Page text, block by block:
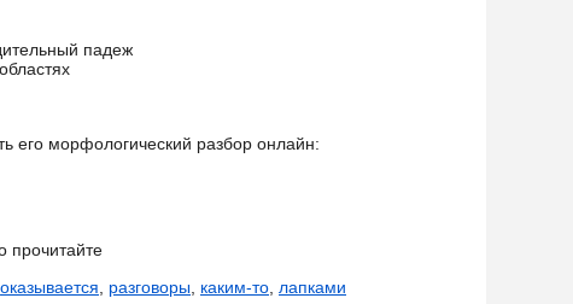
падеж
его морфологический разбор онлайн:
прочитайте
оказывается разговоры каким-то лапками